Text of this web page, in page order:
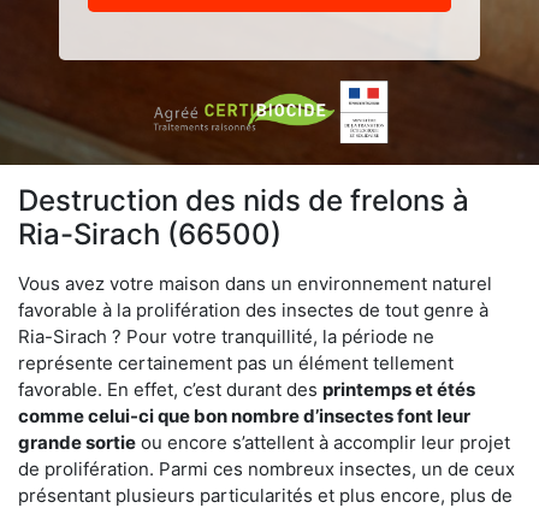
Destruction des nids de frelons à
Ria-Sirach (66500)
Vous avez votre maison dans un environnement naturel
favorable à la prolifération des insectes de tout genre à
Ria-Sirach ? Pour votre tranquillité, la période ne
représente certainement pas un élément tellement
favorable. En effet, c’est durant des printemps et étés
comme celui-ci que bon nombre d’insectes font leur
grande sortie ou encore s’attellent à accomplir leur projet
de prolifération. Parmi ces nombreux insectes, un de ceux
présentant plusieurs particularités et plus encore, plus de